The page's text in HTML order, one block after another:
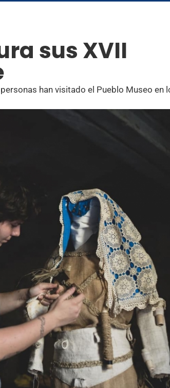
sus XVII
han visitado el Pueblo Museo en